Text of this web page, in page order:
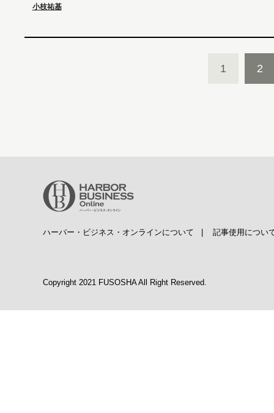
小枝祐基
1 2
ハーバー・ビジネス・オンラインについて 記事使用につい
Copyright 2021 FUSOSHA All Right Reserved.